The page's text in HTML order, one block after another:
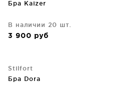
Бра Kaizer
В наличии 20 шт.
3 900 руб
Stilfort
Бра Dora